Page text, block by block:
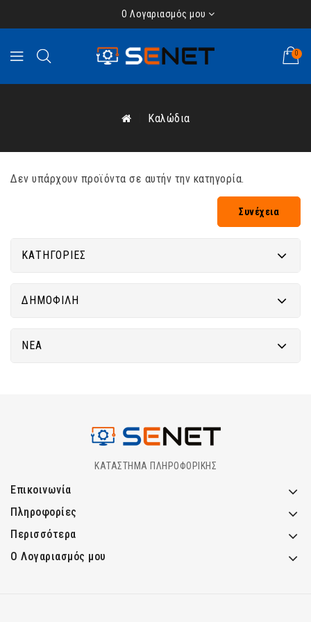
Ο Λογαριασμός μου
0
Καλώδια
Δεν υπάρχουν προϊόντα σε αυτήν την κατηγορία.
Συνέχεια
ΚΑΤΗΓΟΡΊΕΣ
ΔΗΜΟΦΙΛΉ
ΝΈΑ
ΚΑΤΑΣΤΗΜΑ ΠΛΗΡΟΦΟΡΙΚΗΣ
Επικοινωνία
Πληροφορίες
Περισσότερα
Ο Λογαριασμός μου